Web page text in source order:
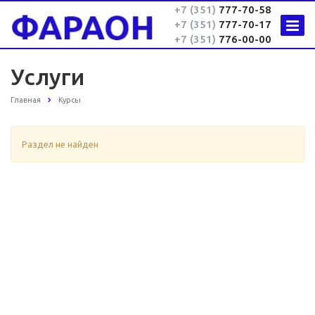
+7 (351) 777-70-58
+7 (351) 777-70-17
+7 (351) 776-00-00
Услуги
Главная Курсы
Раздел не найден